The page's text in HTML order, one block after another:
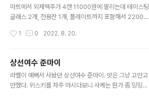
마트에서 외제맥주가 4캔 11000원에 팔리는데 테이스팅
글래스 2개, 전용잔 1개, 플레이트까지 포함해서 22000
국제고 나무 플레이트의 마감은 아쉽지만.
1 0 2022. 8. 20.
상선여수 준마이
라벨이 예뻐서 사놨던 상선여수 준마이. 맛은 그냥 고만고
만했다. 위스키를 자주 마시다보니 사케는 뭔가 좀 밍밍하